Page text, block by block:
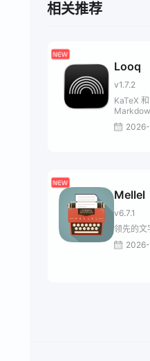
相关推荐
Looq
v1.7.2
KaTeX
Mellel
v6.7.1
领先的文